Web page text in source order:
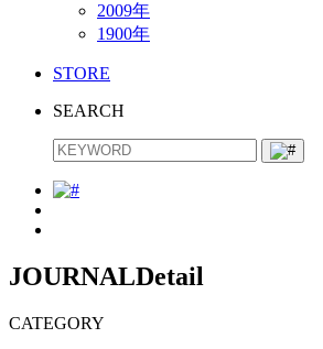
2009年
1900年
STORE
SEARCH
JOURNALDetail
CATEGORY